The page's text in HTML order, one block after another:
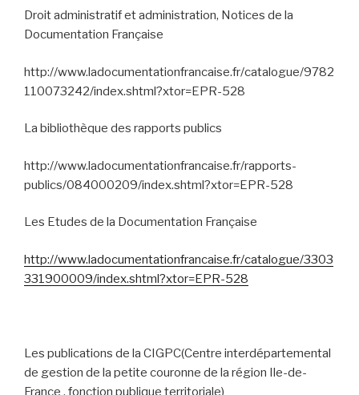
Droit administratif et administration, Notices de la
Documentation Française
http://www.ladocumentationfrancaise.fr/catalogue/9782
110073242/index.shtml?xtor=EPR-528
La bibliothèque des rapports publics
http://www.ladocumentationfrancaise.fr/rapports-
publics/084000209/index.shtml?xtor=EPR-528
Les Etudes de la Documentation Française
http://www.ladocumentationfrancaise.fr/catalogue/3303
331900009/index.shtml?xtor=EPR-528
Les publications de la CIGPC(Centre interdépartemental
de gestion de la petite couronne de la région Ile-de-
France , fonction publique territoriale)